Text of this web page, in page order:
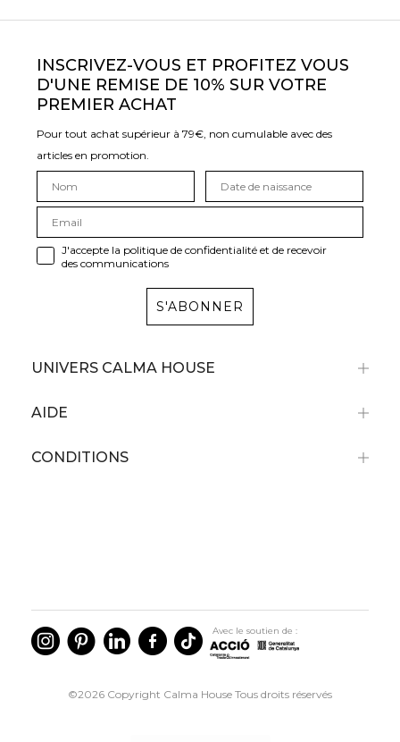
INSCRIVEZ-VOUS ET PROFITEZ VOUS
D'UNE REMISE DE 10% SUR VOTRE
PREMIER ACHAT
Pour tout achat supérieur à 79€, non cumulable avec des
articles en promotion.
J'accepte la politique de confidentialité et de recevoir
des communications
S'ABONNER
UNIVERS CALMA HOUSE
AIDE
CONDITIONS
Avec le soutien de :
©2026 Copyright Calma House Tous droits réservés